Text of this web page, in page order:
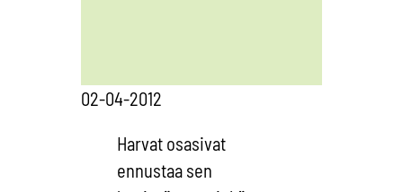
02-04-2012
Harvat osasivat
ennustaa sen